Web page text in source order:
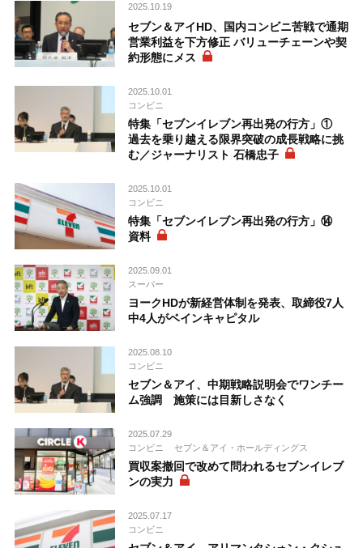
2025.10.19
セブン＆アイHD、国内コンビニ苦戦で通期
営業利益を下方修正 バリューチェーンや契
約形態にメス
2025.10.01
コンビニ
特集「セブンイレブン再出発の行方」①
過去を乗り越える限界突破の成長戦略に挑
む／ジャーナリスト 石橋忠子
2025.10.01
コンビニ
特集「セブンイレブン再出発の行方」⑭
資料
2025.09.01
スーパー
ヨークHDが新経営体制を発表、取締役7人
中4人がベインキャピタル
2025.08.10
コンビニ
セブン＆アイ、中期戦略説明会でワンチー
ム強調 施策には目新しさなく
2025.07.29
コンビニ
セブン＆アイ・ホールディングス
買収案撤回で改めて問われるセブンイレブ
ンの実力
2025.07.17
コンビニ